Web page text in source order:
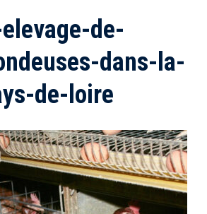
de-
dans-la-
de-loire